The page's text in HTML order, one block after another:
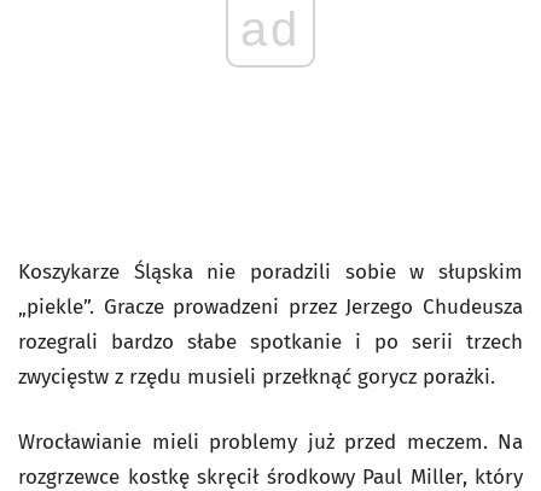
ad
Koszykarze Śląska nie poradzili sobie w słupskim
„piekle”. Gracze prowadzeni przez Jerzego Chudeusza
rozegrali bardzo słabe spotkanie i po serii trzech
zwycięstw z rzędu musieli przełknąć gorycz porażki.
Wrocławianie mieli problemy już przed meczem. Na
rozgrzewce kostkę skręcił środkowy Paul Miller, który